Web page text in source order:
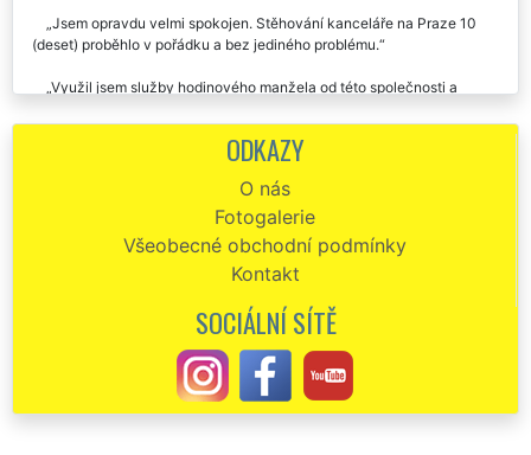
Jsem opravdu velmi spokojen. Stěhování kanceláře na Praze 10
(deset) proběhlo v pořádku a bez jediného problému.
Využil jsem služby hodinového manžela od této společnosti a
spokojenost, určitě doporučuji.
10 (deset). Přijeli ještě před domluveným termínem, krásně barevně a
čistě oblečení. Vše co jsme si ujednali přesně platilo, a to jak
odhadovaná doba stěhování kanceláře, tak i cena. Za mě jednička s
hvězdičkou, doporučuji.
Na doporučení jsme využili tuto stěhovací firmu na stěhování
našich kanceláří na Praze 10 (deset) a byli jsme maximálně spokojeni.
Moc děkujeme stěhovákům za ochotu a trpělivost.
ODKAZY
O nás
Fotogalerie
Všeobecné obchodní podmínky
Kontakt
SOCIÁLNÍ SÍTĚ